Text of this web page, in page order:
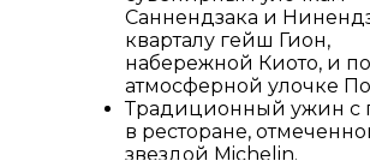
Саннендзака и
кварталу гейш Гион,
набережной Киото, и по
атмосферной улочке
Традиционный ужин с
в ресторане,
звездой Michelin.